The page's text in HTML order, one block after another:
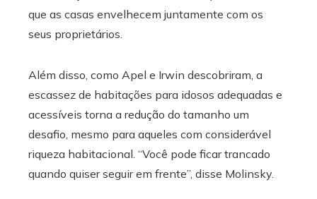
que as casas envelhecem juntamente com os
seus proprietários.
Além disso, como Apel e Irwin descobriram, a
escassez de habitações para idosos adequadas e
acessíveis torna a redução do tamanho um
desafio, mesmo para aqueles com considerável
riqueza habitacional. “Você pode ficar trancado
quando quiser seguir em frente”, disse Molinsky.